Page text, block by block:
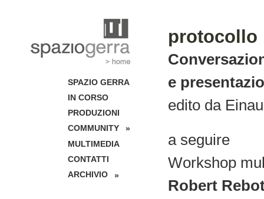
protocollo
e
edito da
a seguire
Workshop
Robert
SPAZIO GERRA
IN CORSO
PRODUZIONI
COMMUNITY
»
MULTIMEDIA
CONTATTI
ARCHIVIO
»